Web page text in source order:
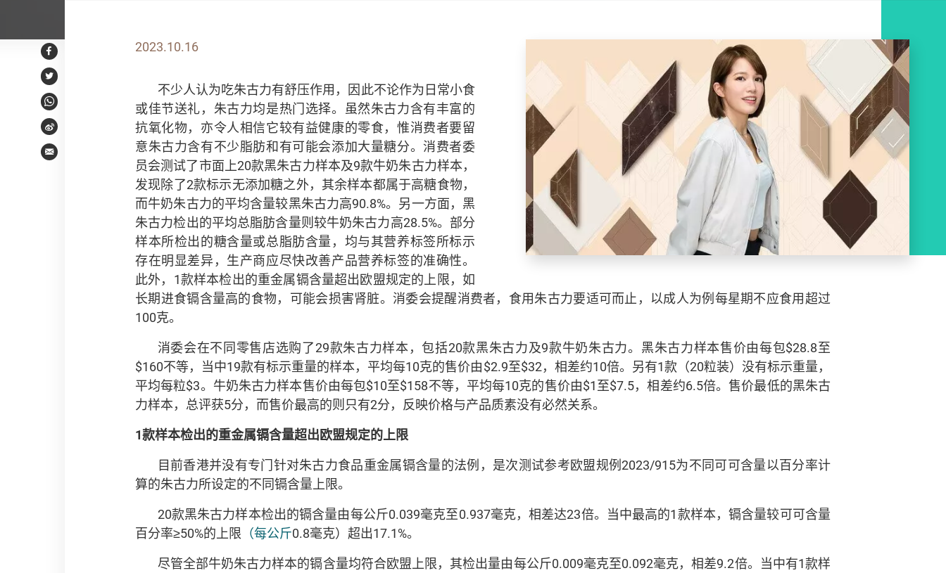
Facebook
Twitter
WhatsApp
Weibo
Email
2023.10.16
不少人认为吃朱古力有舒压作用，因此不论作为日常小食
或佳节送礼，朱古力均是热门选择。虽然朱古力含有丰富的
抗氧化物，亦令人相信它较有益健康的零食，惟消费者要留
意朱古力含有不少脂肪和有可能会添加大量糖分。消费者委
员会测试了市面上20款黑朱古力样本及9款牛奶朱古力样本，
发现除了2款标示无添加糖之外，其余样本都属于高糖食物，
而牛奶朱古力的平均含量较黑朱古力高90.8%。另一方面，黑
朱古力检出的平均总脂肪含量则较牛奶朱古力高28.5%。部分
样本所检出的糖含量或总脂肪含量，均与其营养标签所标示
存在明显差异，生产商应尽快改善产品营养标签的准确性。
此外，1款样本检出的重金属镉含量超出欧盟规定的上限，如
长期进食镉含量高的食物，可能会损害肾脏。消委会提醒消费者，食用朱古力要适可而止，以成人为例每星期不应食用超过
100克。
消委会在不同零售店选购了29款朱古力样本，包括20款黑朱古力及9款牛奶朱古力。黑朱古力样本售价由每包$28.8至
$160不等，当中19款有标示重量的样本，平均每10克的售价由$2.9至$32，相差约10倍。另有1款（20粒装）没有标示重量，
平均每粒$3。牛奶朱古力样本售价由每包$10至$158不等，平均每10克的售价由$1至$7.5，相差约6.5倍。售价最低的黑朱古
力样本，总评获5分，而售价最高的则只有2分，反映价格与产品质素没有必然关系。
1款样本检出的重金属镉含量超出欧盟规定的上限
目前香港并没有专门针对朱古力食品重金属镉含量的法例，是次测试参考欧盟规例2023/915为不同可可含量以百分率计
算的朱古力所设定的不同镉含量上限。
20款黑朱古力样本检出的镉含量由每公斤0.039毫克至0.937毫克，相差达23倍。当中最高的1款样本，镉含量较可可含量
百分率≥50%的上限 （每公斤0.8毫克）超出17.1%。
尽管全部牛奶朱古力样本的镉含量均符合欧盟上限，其检出量由每公斤0.009毫克至0.092毫克，相差9.2倍。当中有1款样